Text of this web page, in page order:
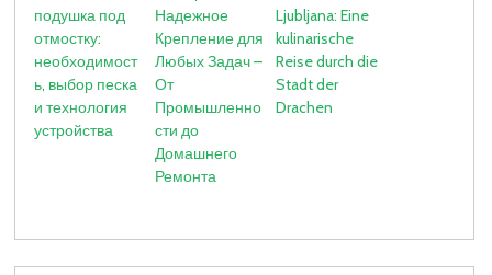
подушка под
отмостку:
необходимост
ь, выбор песка
и технология
устройства
Надежное
Крепление для
Любых Задач –
От
Промышленно
сти до
Домашнего
Ремонта
Ljubljana: Eine
kulinarische
Reise durch die
Stadt der
Drachen